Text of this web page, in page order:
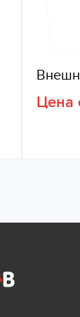
Цена